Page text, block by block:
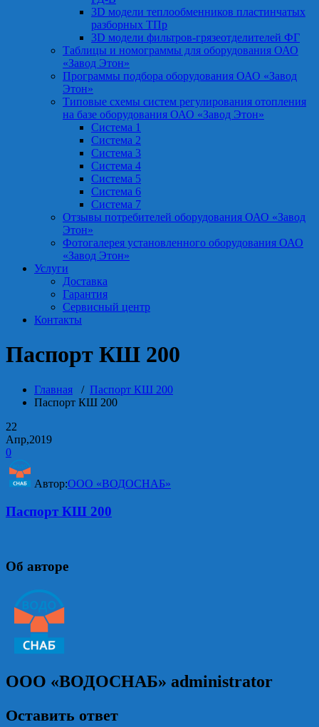
3D модели теплообменников пластинчатых
разборных ТПр
3D модели фильтров-грязеотделителей ФГ
Таблицы и номограммы для оборудования ОАО
«Завод Этон»
Программы подбора оборудования ОАО «Завод
Этон»
Типовые схемы систем регулирования отопления
на базе оборудования ОАО «Завод Этон»
Система 1
Система 2
Система 3
Система 4
Система 5
Система 6
Система 7
Отзывы потребителей оборудования ОАО «Завод
Этон»
Фотогалерея установленного оборудования ОАО
«Завод Этон»
Услуги
Доставка
Гарантия
Сервисный центр
Контакты
Паспорт КШ 200
Главная / Паспорт КШ 200
Паспорт КШ 200
22
Апр,2019
0
Автор:ООО «ВОДОСНАБ»
Паспорт КШ 200
Об авторе
ООО «ВОДОСНАБ» administrator
Оставить ответ